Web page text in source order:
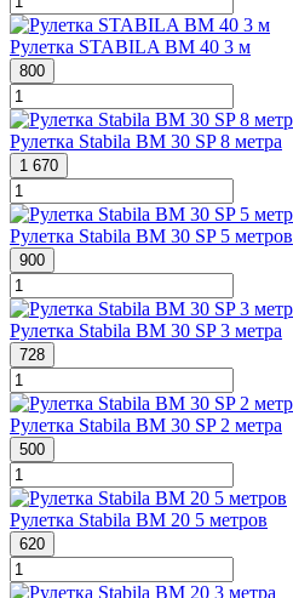
Рулетка STABILA BM 40 3 м
800
Рулетка Stabila BM 30 SP 8 метра
1 670
Рулетка Stabila BM 30 SP 5 метров
900
Рулетка Stabila BM 30 SP 3 метра
728
Рулетка Stabila BM 30 SP 2 метра
500
Рулетка Stabila BM 20 5 метров
620